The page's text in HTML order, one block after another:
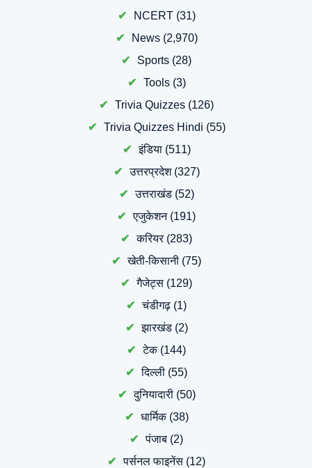
NCERT(31)
News(2,970)
Sports (28)
Tools(3)
Trivia Quizzes (126)
Trivia Quizzes Hindi (55)
इंडिया(511)
उत्तरप्रदेश(327)
उत्तराखंड(52)
एजुकेशन(191)
करियर(283)
खेती-किसानी (75)
गैजेट्स (129)
चंडीगढ़ (1)
झारखंड(2)
टेक(144)
दिल्ली (55)
दुनियादारी(50)
धार्मिक(38)
पंजाब (2)
पर्सनल फाइनेंस (12)